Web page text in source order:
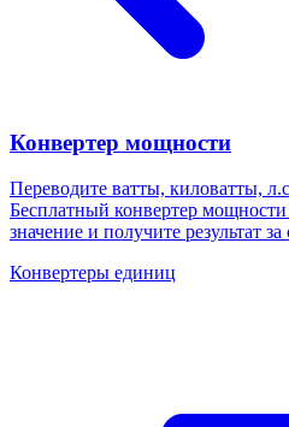
Конвертер мощности
Переводите ватты, киловатты,
Бесплатный конвертер
значение и получите результат за
Конвертеры единиц